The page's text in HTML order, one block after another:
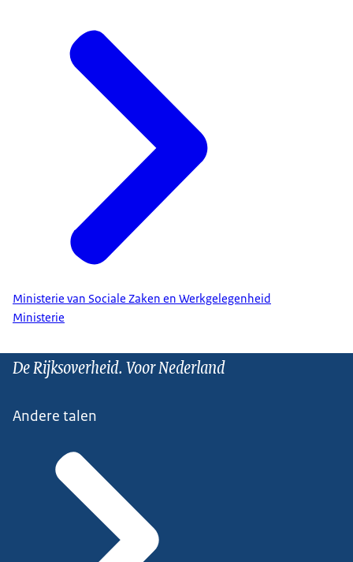
Ministerie van Sociale Zaken en Werkgelegenheid
Ministerie
De Rijksoverheid. Voor Nederland
Andere talen